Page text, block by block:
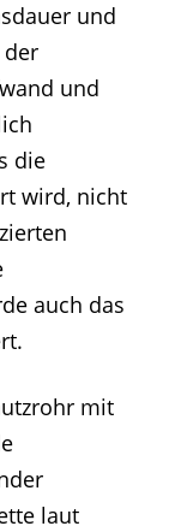
und
und
die
wird, nicht
auch das
mit
laut